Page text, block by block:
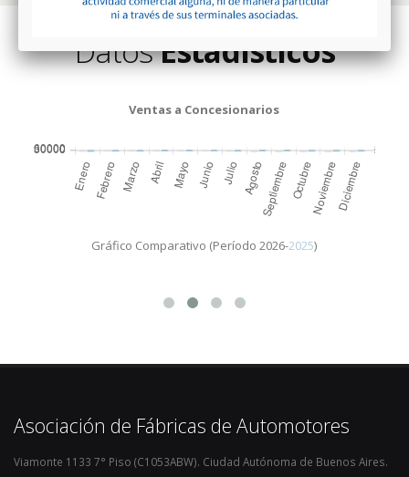
DatosEstadísticos
Ventas a Concesionarios
Gráfico Comparativo (Período 2026-2025)
Asociación de Fábricas de Automotores
Viamonte 1133 7° Piso (C1053ABW). Ciudad Autónoma de Buenos Aires.